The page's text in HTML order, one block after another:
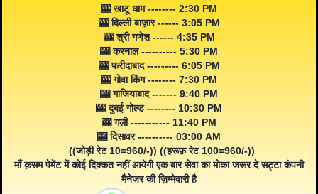
🎰 खाटू धाम -------- 2:30 PM
🎰 दिल्ली बाज़ार ------ 3:05 PM
🎰 श्री गणेश ------ 4:35 PM
🎰 करनाल ---------- 5:30 PM
🎰 फरीदाबाद --------- 6:05 PM
🎰 गोवा किंग -------- 7:30 PM
🎰 गाजियाबाद ------- 9:40 PM
🎰 दुबई गोल्ड -------- 10:30 PM
🎰 गली ----------- 11:40 PM
🎰 दिसावर ---------- 03:00 AM
((जोड़ी रेट 10=960/-)) ((हरूफ़ रेट 100=960/-))
माँ क़सम पेमेंट में कोई दिक्कत नहीं आयेगी एक बार सेवा का मोका जरूर दे सट्टा कंपनी
मैनेजर की ज़िम्मेवारी है